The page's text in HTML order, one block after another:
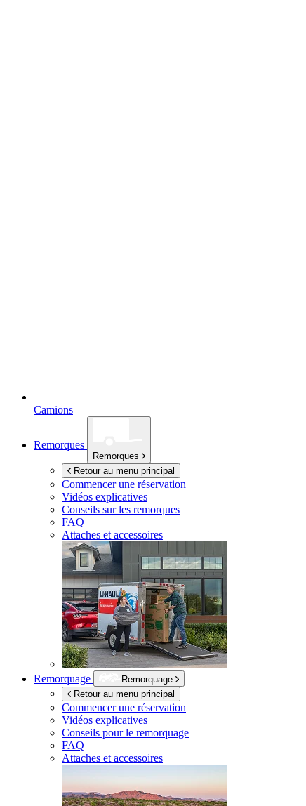
Camions
Remorques
Remorques
Retour au menu principal
Commencer une réservation
Vidéos explicatives
Conseils sur les remorques
FAQ
Attaches et accessoires
Remorquage
Remorquage
Retour au menu principal
Commencer une réservation
Vidéos explicatives
Conseils pour le remorquage
FAQ
Attaches et accessoires